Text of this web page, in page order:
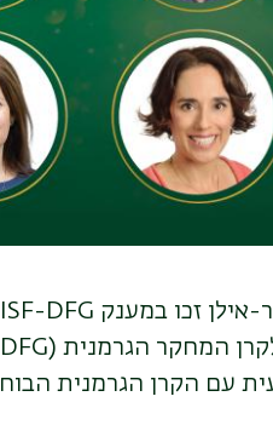
אילן זכו במענק ISF-DFG
המחקר הגרמנית (DFG